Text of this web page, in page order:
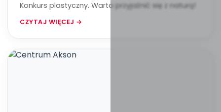
Konkurs plastyczny. Warto przyjaźnić się z naturą!
CZYTAJ WIĘCEJ →